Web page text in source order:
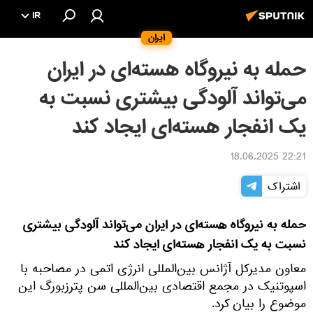
ایران
IR
حمله به نیروگاه هسته‌ای در ایران
می‌تواند آلودگی بیشتری نسبت به
یک انفجار هسته‌ای ایجاد کند
22:21 18.06.2025
اشتراک
حمله به نیروگاه هسته‌ای در ایران می‌تواند آلودگی بیشتری
نسبت به یک انفجار هسته‌ای ایجاد کند
معاون مدیرکل آژانس بین‌المللی انرژی اتمی در مصاحبه با
اسپوتنیک در مجمع اقتصادی بین‌المللی سن پترزبورگ این
موضوع را بیان کرد.